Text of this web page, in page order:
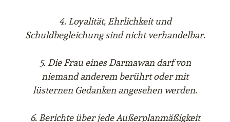
4. Loyalität, Ehrlichkeit und
Schuldbegleichung sind nicht verhandelbar.
5. Die Frau eines Darmawan darf von
niemand anderem berührt oder mit
lüsternen Gedanken angesehen werden.
6. Berichte über jede Außerplanmäßigkeit